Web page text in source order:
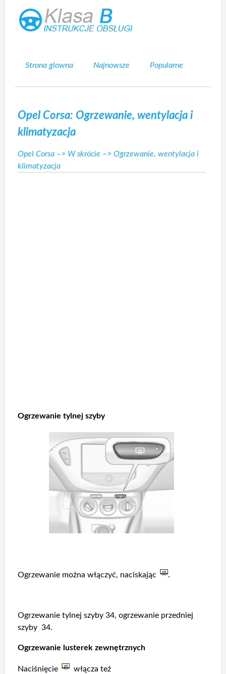
Strona glowna Najnowsze Popularne
Opel Corsa: Ogrzewanie, wentylacja i
klimatyzacja
Opel Corsa –> W skrócie –> Ogrzewanie, wentylacja i
klimatyzacja
Ogrzewanie tylnej szyby
Ogrzewanie można włączyć, naciskając .
Ogrzewanie tylnej szyby 34, ogrzewanie przedniej
szyby 34.
Ogrzewanie lusterek zewnętrznych
Naciśnięcie
włącza też